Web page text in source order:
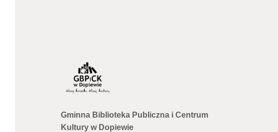
Gminna Biblioteka Publiczna i Centrum
Kultury w Dopiewie